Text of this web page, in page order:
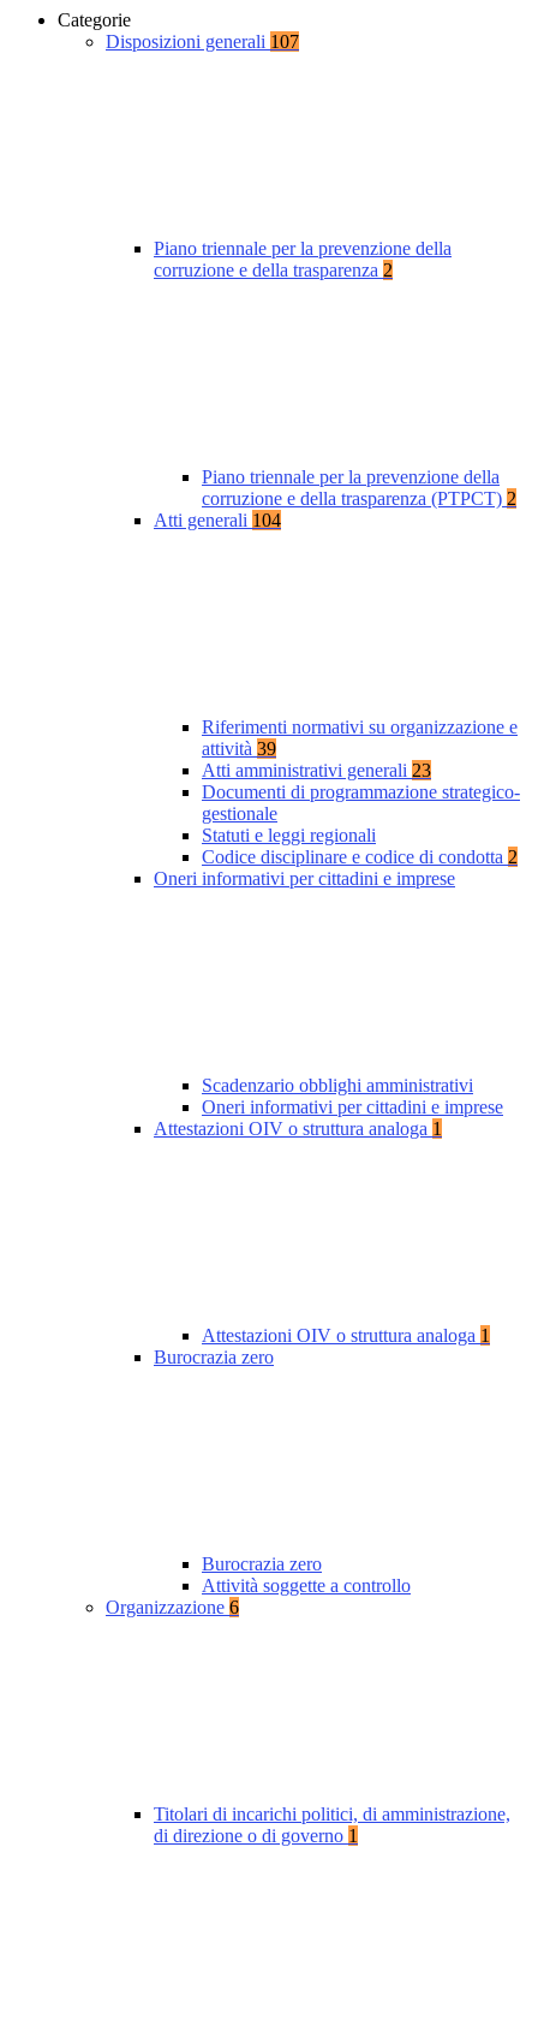
Categorie
Disposizioni generali 107
Piano triennale per la prevenzione della
corruzione e della trasparenza 2
Piano triennale per la prevenzione della
corruzione e della trasparenza (PTPCT) 2
Atti generali 104
Riferimenti normativi su organizzazione e
attività 39
Atti amministrativi generali 23
Documenti di programmazione strategico-
gestionale
Statuti e leggi regionali
Codice disciplinare e codice di condotta 2
Oneri informativi per cittadini e imprese
Scadenzario obblighi amministrativi
Oneri informativi per cittadini e imprese
Attestazioni OIV o struttura analoga 1
Attestazioni OIV o struttura analoga 1
Burocrazia zero
Burocrazia zero
Attività soggette a controllo
Organizzazione 6
Titolari di incarichi politici, di amministrazione,
di direzione o di governo 1